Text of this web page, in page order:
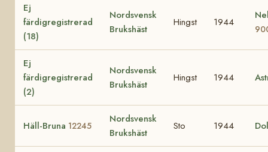
Ej
färdigregistrerad
(18)
Nordsvensk
Brukshäst
Hingst 1944
Ej
färdigregistrerad
(2)
Nordsvensk
Brukshäst
Hingst 1944
Häll-Bruna 12245
Nordsvensk
Brukshäst
Sto 1944